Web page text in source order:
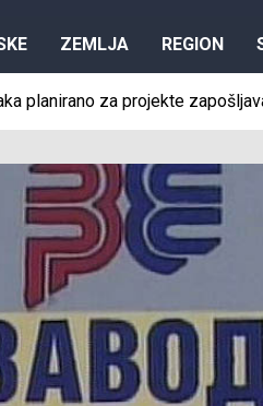
ZEMLJA REGION
planirano za projekte